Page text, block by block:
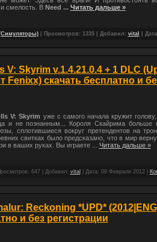
смелость. В Need ... Читать дальше »
| Просмотров: 1335 | Добавил: vital |
V: Skyrim v.1.4.21.0.4 + 1 DLC
Fenixx) скачать бесплатно и
V: Skyrim уже с самого начала кружит
и не познанным... Короля Скайрима
сплотившиеся вокруг претендентов на
свитках было предсказано, что в мир
в ваших руках. Вы играете ... Читать дальше »
647 | Добавил: vital | Дата: 09 Февраля 2012|
Reckoning *UPD*
и без регистрации